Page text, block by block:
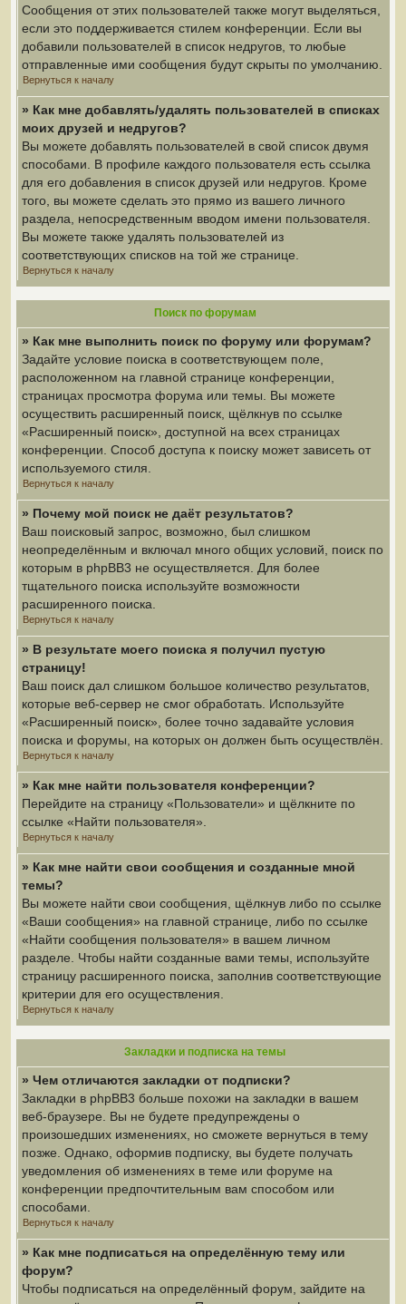
Сообщения от этих пользователей также могут выделяться,
если это поддерживается стилем конференции. Если вы
добавили пользователей в список недругов, то любые
отправленные ими сообщения будут скрыты по умолчанию.
Вернуться к началу
» Как мне добавлять/удалять пользователей в списках
моих друзей и недругов?
Вы можете добавлять пользователей в свой список двумя
способами. В профиле каждого пользователя есть ссылка
для его добавления в список друзей или недругов. Кроме
того, вы можете сделать это прямо из вашего личного
раздела, непосредственным вводом имени пользователя.
Вы можете также удалять пользователей из
соответствующих списков на той же странице.
Вернуться к началу
Поиск по форумам
» Как мне выполнить поиск по форуму или форумам?
Задайте условие поиска в соответствующем поле,
расположенном на главной странице конференции,
страницах просмотра форума или темы. Вы можете
осуществить расширенный поиск, щёлкнув по ссылке
«Расширенный поиск», доступной на всех страницах
конференции. Способ доступа к поиску может зависеть от
используемого стиля.
Вернуться к началу
» Почему мой поиск не даёт результатов?
Ваш поисковый запрос, возможно, был слишком
неопределённым и включал много общих условий, поиск по
которым в phpBB3 не осуществляется. Для более
тщательного поиска используйте возможности
расширенного поиска.
Вернуться к началу
» В результате моего поиска я получил пустую
страницу!
Ваш поиск дал слишком большое количество результатов,
которые веб-сервер не смог обработать. Используйте
«Расширенный поиск», более точно задавайте условия
поиска и форумы, на которых он должен быть осуществлён.
Вернуться к началу
» Как мне найти пользователя конференции?
Перейдите на страницу «Пользователи» и щёлкните по
ссылке «Найти пользователя».
Вернуться к началу
» Как мне найти свои сообщения и созданные мной
темы?
Вы можете найти свои сообщения, щёлкнув либо по ссылке
«Ваши сообщения» на главной странице, либо по ссылке
«Найти сообщения пользователя» в вашем личном
разделе. Чтобы найти созданные вами темы, используйте
страницу расширенного поиска, заполнив соответствующие
критерии для его осуществления.
Вернуться к началу
Закладки и подписка на темы
» Чем отличаются закладки от подписки?
Закладки в phpBB3 больше похожи на закладки в вашем
веб-браузере. Вы не будете предупреждены о
произошедших изменениях, но сможете вернуться в тему
позже. Однако, оформив подписку, вы будете получать
уведомления об изменениях в теме или форуме на
конференции предпочтительным вам способом или
способами.
Вернуться к началу
» Как мне подписаться на определённую тему или
форум?
Чтобы подписаться на определённый форум, зайдите на